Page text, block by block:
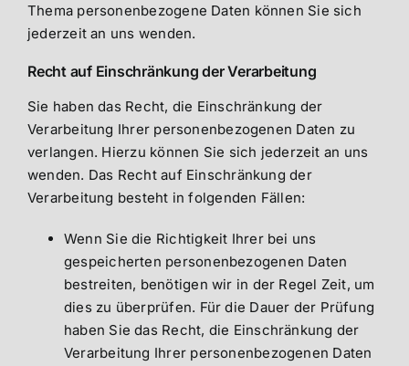
Thema personenbezogene Daten können Sie sich
jederzeit an uns wenden.
Recht auf Einschränkung der Verarbeitung
Sie haben das Recht, die Einschränkung der
Verarbeitung Ihrer personenbezogenen Daten zu
verlangen. Hierzu können Sie sich jederzeit an uns
wenden. Das Recht auf Einschränkung der
Verarbeitung besteht in folgenden Fällen:
Wenn Sie die Richtigkeit Ihrer bei uns
gespeicherten personenbezogenen Daten
bestreiten, benötigen wir in der Regel Zeit, um
dies zu überprüfen. Für die Dauer der Prüfung
haben Sie das Recht, die Einschränkung der
Verarbeitung Ihrer personenbezogenen Daten